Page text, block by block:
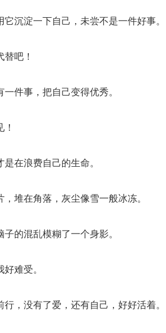
沉淀一下自己，未尝不是一件好事。
吧！
件事，把自己变得优秀。
在浪费自己的生命。
堆在角落，灰尘像雪一般冰冻。
的混乱模糊了一个身影。
难受。
，没有了爱，还有自己，好好活着。